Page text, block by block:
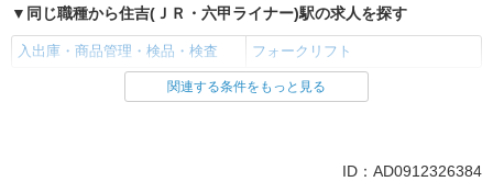
同じ職種から住吉(ＪＲ・六甲ライナー)駅の求人を探す
入出庫・商品管理・検品・検査 フォークリフト
同じ雇用形態から住吉(ＪＲ・六甲ライナー)駅の求人を探す
同じ特徴から住吉(ＪＲ・六甲ライナー)駅の求人を探す
関連する条件をもっと見る
ID：AD0912326384